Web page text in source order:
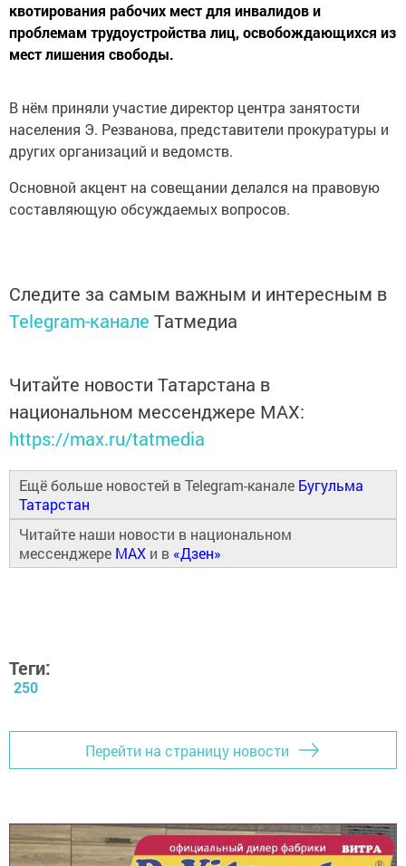
квотирования рабочих мест для инвалидов и
проблемам трудоустройства лиц, освобождающихся из
мест лишения свободы.
В нём приняли участие директор центра занятости
населения Э. Резванова, представители прокуратуры и
других организаций и ведомств.
Основной акцент на совещании делался на правовую
составляющую обсуждаемых вопросов.
Следите за самым важным и интересным в
Telegram-канале Татмедиа
Читайте новости Татарстана в
национальном мессенджере MАХ:
https://max.ru/tatmedia
Ещё больше новостей в Telegram-канале Бугульма
Татарстан
Читайте наши новости в национальном
мессенджере MAX и в «Дзен»
Теги:
250
Перейти на страницу новости